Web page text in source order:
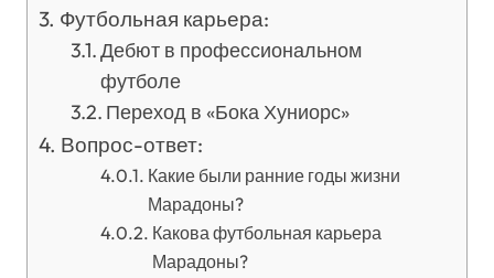
Футбольная карьера:
Дебют в профессиональном
футболе
Переход в «Бока Хуниорс»
Вопрос-ответ:
Какие были ранние годы жизни
Марадоны?
Какова футбольная карьера
Марадоны?